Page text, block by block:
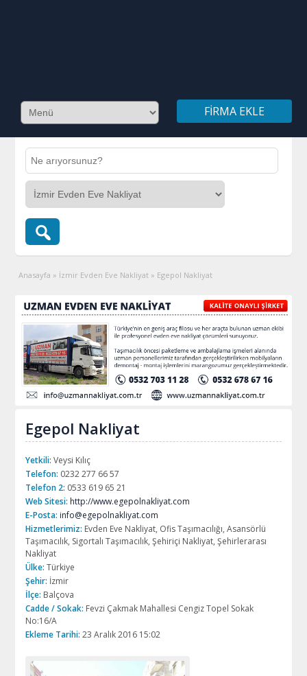
FIRMA EKLE
Anasayfa » İzmir Evden Eve Nakliyat » Egepol Nakliyat
Egepol Nakliyat
Yetkili: Veysi Kılıç
Telefon: 0232 277 66 57
Telefon 2: 0533 619 65 21
Web Sitesi: http://www.egepolnakliyat.com
E-Posta: info@egepolnakliyat.com
Hizmetlerimiz: Evden Eve Nakliyat, Ofis Taşımacılığı, Asansörlü
Taşımacılık, Sigortalı Taşımacılık, Şehiriçi Nakliyat, Şehirlerarası
Nakliyat
Ülke: Türkiye
Şehir: İzmir
İlçe: Balçova
Cadde / Sokak: Fevzi Çakmak Mahallesi Cengiz Topel Sokak
No:16/A
Ekleme Tarihi: 23 Aralık 2016 15:02